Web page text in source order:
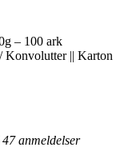
– 100 ark
Konvolutter || Karton
47anmeldelser